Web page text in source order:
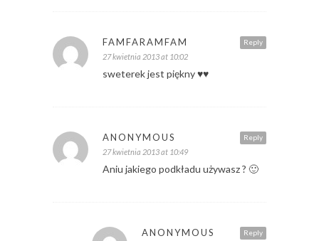
Reply
FAMFARAMFAM
27 kwietnia 2013 at 10:02
sweterek jest piękny ♥♥
Reply
ANONYMOUS
27 kwietnia 2013 at 10:49
Aniu jakiego podkładu używasz ? 🙂
Reply
ANONYMOUS